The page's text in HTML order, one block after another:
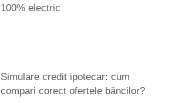
100% electric
Simulare credit ipotecar: cum
compari corect ofertele băncilor?